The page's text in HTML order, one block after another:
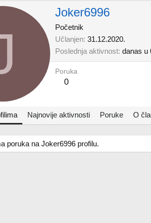
Joker6996
Početnik
Učlanjen 31.12.2020.
Poslednja aktivnost danas u
Poruka
0
Najnovije aktivnosti Poruke O
poruka na Joker6996 profilu.